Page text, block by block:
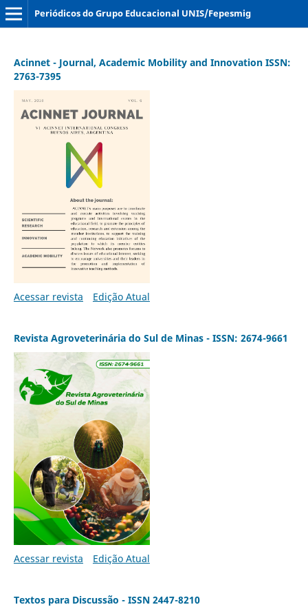
Periódicos do Grupo Educacional UNIS/Fepesmig
Acinnet - Journal, Academic Mobility and Innovation ISSN:
2763-7395
Acessar revista Edição Atual
Revista Agroveterinária do Sul de Minas - ISSN: 2674-9661
Acessar revista Edição Atual
Textos para Discussão - ISSN 2447-8210